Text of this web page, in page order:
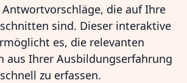
die auf Ihre
sind. Dieser interaktive
es, die relevanten
aus Ihrer Ausbildungserfahrung
schnell zu erfassen.